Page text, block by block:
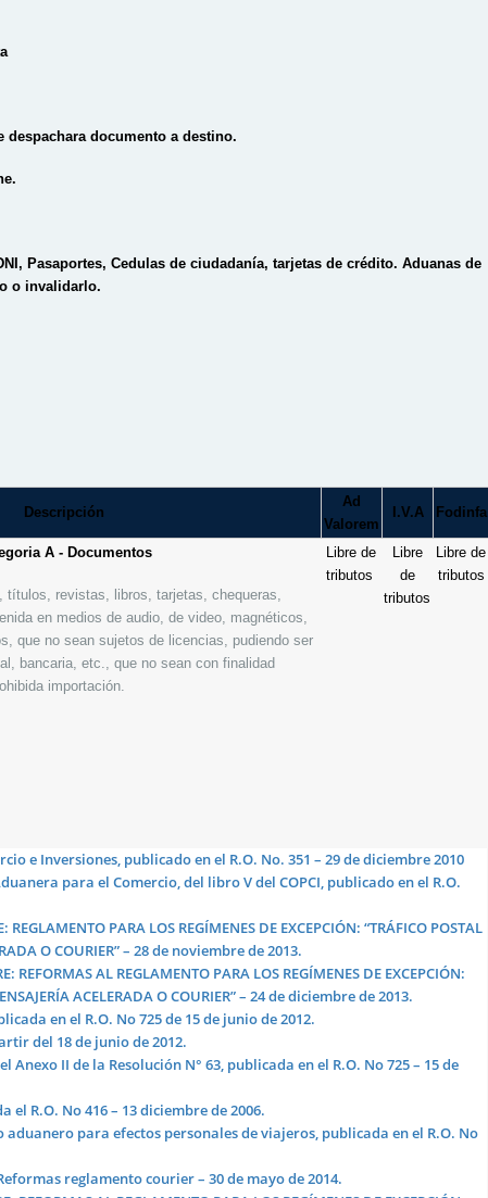
despachara documento a destino.
Pasaportes, Cedulas de ciudadanía, tarjetas de crédito. Aduanas de
o invalidarlo.
Descripción
Ad
Valorem
I.V.A Fodinfa
A - Documentos
revistas, libros, tarjetas, chequeras,
en medios de audio, de video, magnéticos,
que no sean sujetos de licencias, pudiendo ser
bancaria, etc., que no sean con finalidad
importación.
Libre de
tributos
Libre
de
tributos
Libre de
tributos
e Inversiones, publicado en el R.O. No. 351 – 29 de diciembre 2010
para el Comercio, del libro V del COPCI, publicado en el R.O.
PARA LOS REGÍMENES DE EXCEPCIÓN: “TRÁFICO POSTAL
O COURIER” – 28 de noviembre de 2013.
AL REGLAMENTO PARA LOS REGÍMENES DE EXCEPCIÓN:
ACELERADA O COURIER” – 24 de diciembre de 2013.
en el R.O. No 725 de 15 de junio de 2012.
del 18 de junio de 2012.
Anexo II de la Resolución N° 63, publicada en el R.O. No 725 – 15 de
el R.O. No 416 – 13 diciembre de 2006.
aduanero para efectos personales de viajeros, publicada en el R.O. No
Reformas reglamento courier – 30 de mayo de 2014.